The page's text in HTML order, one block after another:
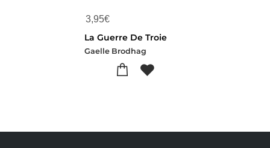
3,95€
La Guerre De Troie
Gaelle Brodhag